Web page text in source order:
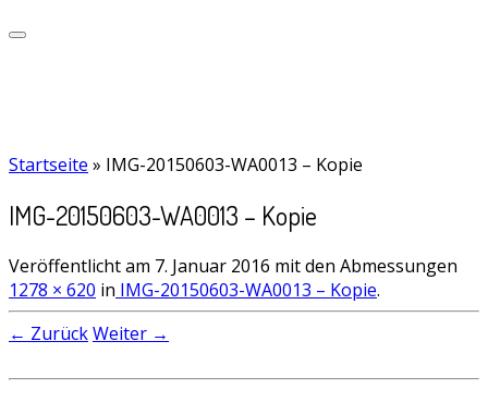
Startseite » IMG-20150603-WA0013 – Kopie
IMG-20150603-WA0013 – Kopie
Veröffentlicht am 7. Januar 2016 mit den Abmessungen
1278 × 620 in IMG-20150603-WA0013 – Kopie.
← ZurückWeiter →